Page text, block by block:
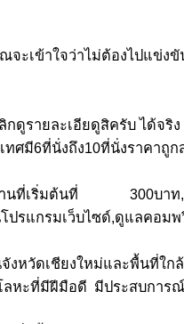
ะเข้าใจว่าไม่ต้องไปแข่งขั
ดูรายละเอียดูสิครับ ได้จริง
ทศมี6ที่นั่งถึง10ที่นั่งราคาถูก
านที่เริ่มต้นที่ 300บาท,ส
ปรแกรมเว็บไซด์,ดูแลคอม
งหวัดเชียงใหม่และพื้นที่ใก
หะที่มีฝีมือดี มีประสบการ